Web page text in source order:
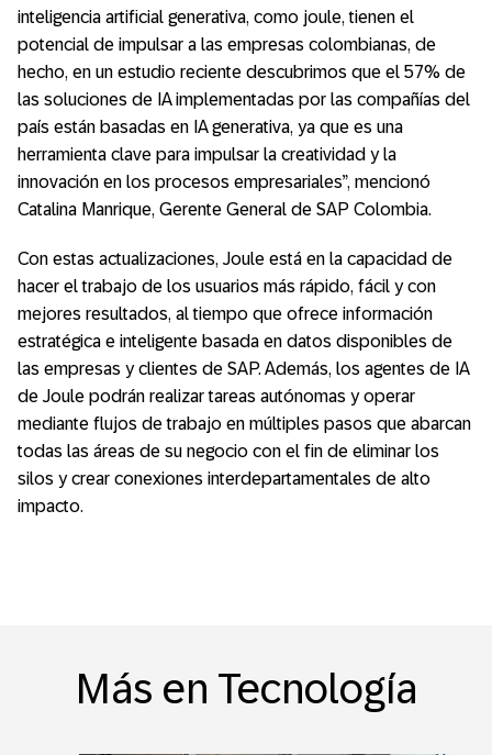
inteligencia artificial generativa, como joule, tienen el
potencial de impulsar a las empresas colombianas, de
hecho, en un estudio reciente descubrimos que el 57% de
las soluciones de IA implementadas por las compañías del
país están basadas en IA generativa, ya que es una
herramienta clave para impulsar la creatividad y la
innovación en los procesos empresariales”, mencionó
Catalina Manrique, Gerente General de SAP Colombia.
Con estas actualizaciones, Joule está en la capacidad de
hacer el trabajo de los usuarios más rápido, fácil y con
mejores resultados, al tiempo que ofrece información
estratégica e inteligente basada en datos disponibles de
las empresas y clientes de SAP. Además, los agentes de IA
de Joule podrán realizar tareas autónomas y operar
mediante flujos de trabajo en múltiples pasos que abarcan
todas las áreas de su negocio con el fin de eliminar los
silos y crear conexiones interdepartamentales de alto
impacto.
Más en Tecnología